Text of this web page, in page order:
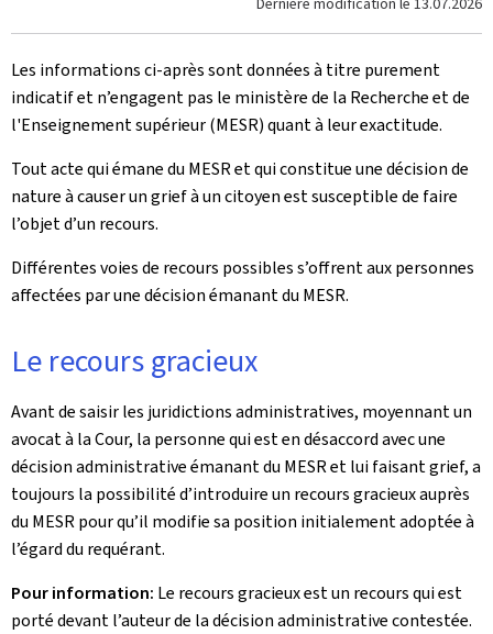
Les informations ci-après sont données à titre purement
indicatif et n’engagent pas le ministère de la Recherche et de
l'Enseignement supérieur (MESR) quant à leur exactitude.
Tout acte qui émane du MESR et qui constitue une décision de
nature à causer un grief à un citoyen est susceptible de faire
l’objet d’un recours.
Différentes voies de recours possibles s’offrent aux personnes
affectées par une décision émanant du MESR.
Le recours gracieux
Avant de saisir les juridictions administratives, moyennant un
avocat à la Cour, la personne qui est en désaccord avec une
décision administrative émanant du MESR et lui faisant grief, a
toujours la possibilité d’introduire un recours gracieux auprès
du MESR pour qu’il modifie sa position initialement adoptée à
l’égard du requérant.
Pour information: Le recours gracieux est un recours qui est
porté devant l’auteur de la décision administrative contestée.